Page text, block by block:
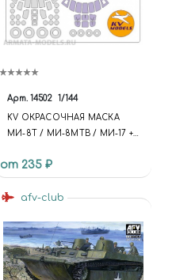
Арт. 14502 1/144
KV ОКРАСОЧНАЯ МАСКА
МИ-8Т / МИ-8МТВ / МИ-17 +
МАСКИ НА ДИСКИ И
КОЛЕСА ДЛЯ МОДЕЛЕЙ
ФИРМЫ EASTERN EXPRESS
от 235 ₽
afv-club